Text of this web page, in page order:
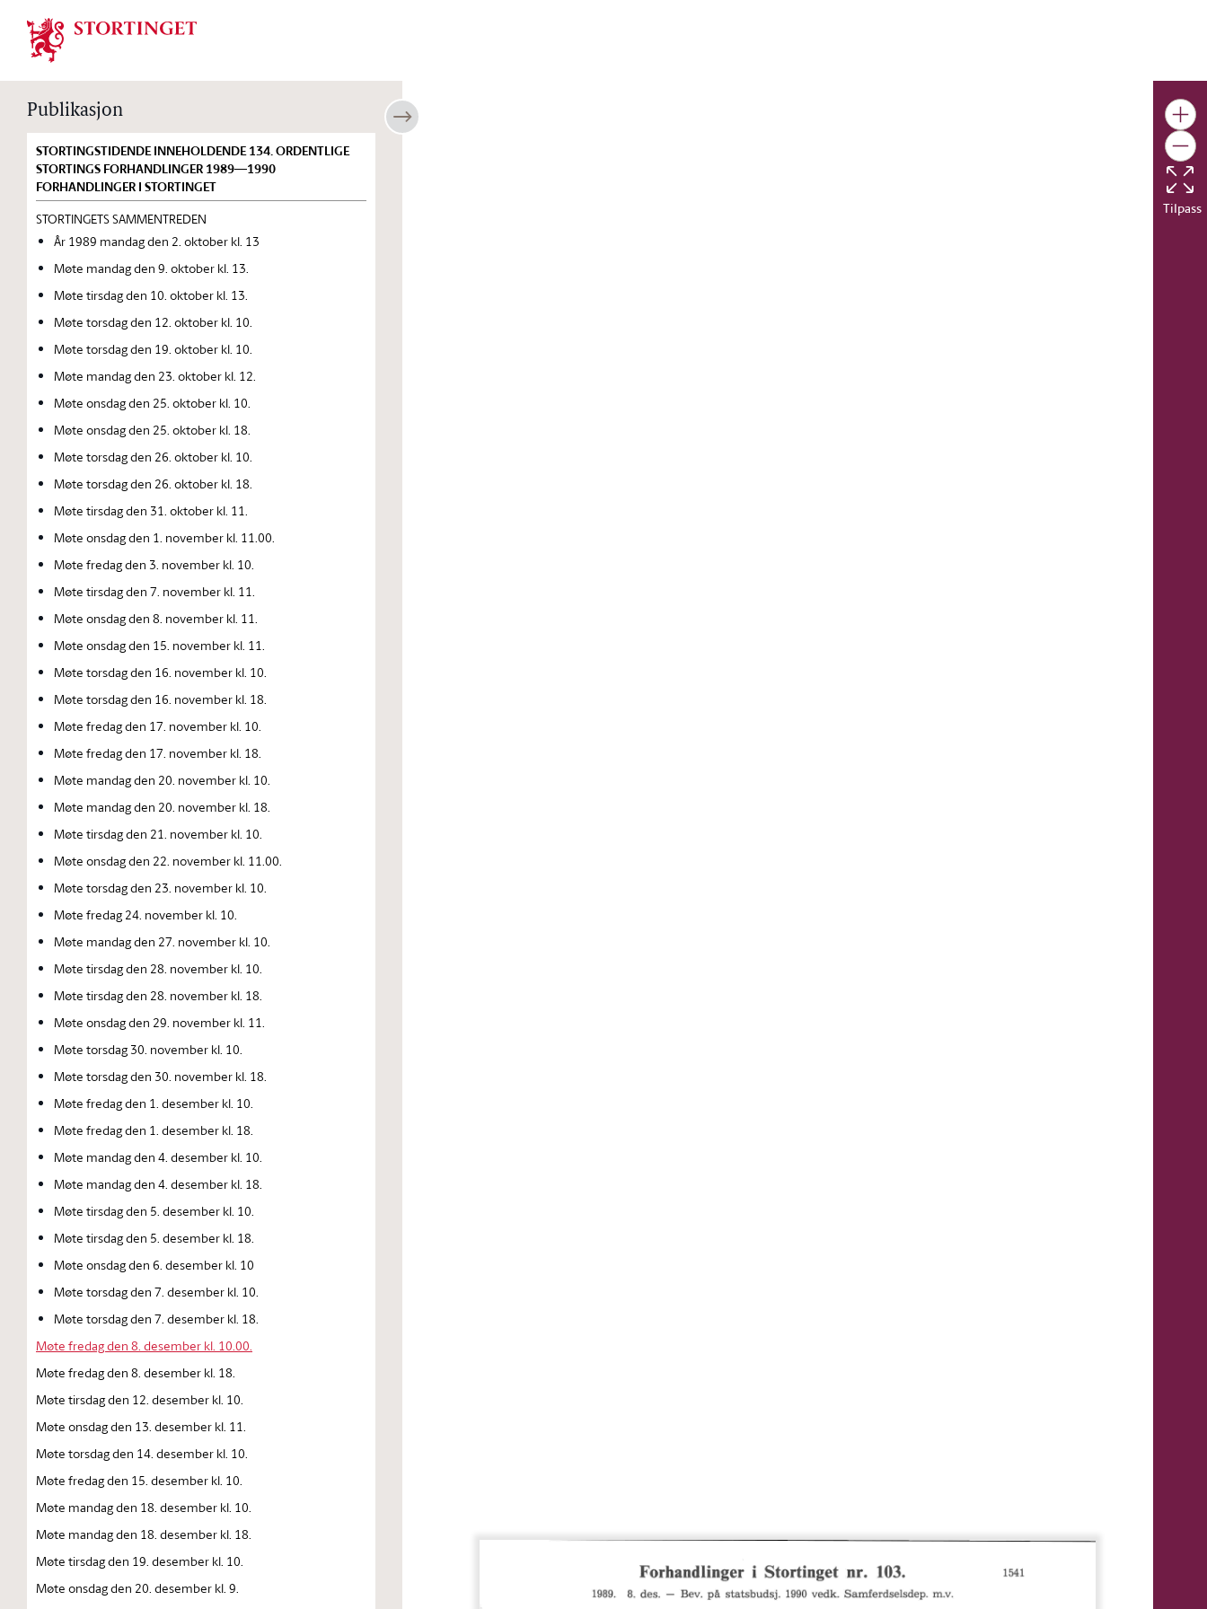
Stortinget.no
Publikasjon
STORTINGSTIDENDE INNEHOLDENDE 134. ORDENTLIGE
STORTINGS FORHANDLINGER 1989—1990
FORHANDLINGER I STORTINGET
STORTINGETS SAMMENTREDEN
År 1989 mandag den 2. oktober kl. 13
Møte mandag den 9. oktober kl. 13.
Møte tirsdag den 10. oktober kl. 13.
Møte torsdag den 12. oktober kl. 10.
Møte torsdag den 19. oktober kl. 10.
Møte mandag den 23. oktober kl. 12.
Møte onsdag den 25. oktober kl. 10.
Møte onsdag den 25. oktober kl. 18.
Møte torsdag den 26. oktober kl. 10.
Møte torsdag den 26. oktober kl. 18.
Møte tirsdag den 31. oktober kl. 11.
Møte onsdag den 1. november kl. 11.00.
Møte fredag den 3. november kl. 10.
Møte tirsdag den 7. november kl. 11.
Møte onsdag den 8. november kl. 11.
Møte onsdag den 15. november kl. 11.
Møte torsdag den 16. november kl. 10.
Møte torsdag den 16. november kl. 18.
Møte fredag den 17. november kl. 10.
Møte fredag den 17. november kl. 18.
Møte mandag den 20. november kl. 10.
Møte mandag den 20. november kl. 18.
Møte tirsdag den 21. november kl. 10.
Møte onsdag den 22. november kl. 11.00.
Møte torsdag den 23. november kl. 10.
Møte fredag 24. november kl. 10.
Møte mandag den 27. november kl. 10.
Møte tirsdag den 28. november kl. 10.
Møte tirsdag den 28. november kl. 18.
Møte onsdag den 29. november kl. 11.
Møte torsdag 30. november kl. 10.
Møte torsdag den 30. november kl. 18.
Møte fredag den 1. desember kl. 10.
Møte fredag den 1. desember kl. 18.
Møte mandag den 4. desember kl. 10.
Møte mandag den 4. desember kl. 18.
Møte tirsdag den 5. desember kl. 10.
Møte tirsdag den 5. desember kl. 18.
Møte onsdag den 6. desember kl. 10
Møte torsdag den 7. desember kl. 10.
Møte torsdag den 7. desember kl. 18.
Møte fredag den 8. desember kl. 10.00.
Møte fredag den 8. desember kl. 18.
Møte tirsdag den 12. desember kl. 10.
Møte onsdag den 13. desember kl. 11.
Møte torsdag den 14. desember kl. 10.
Møte fredag den 15. desember kl. 10.
Møte mandag den 18. desember kl. 10.
Møte mandag den 18. desember kl. 18.
Møte tirsdag den 19. desember kl. 10.
Møte onsdag den 20. desember kl. 9.